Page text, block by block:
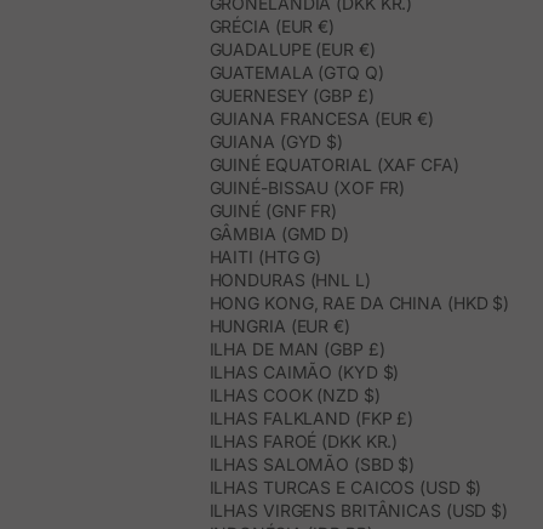
GRÉCIA (EUR €)
GUADALUPE (EUR €)
GUATEMALA (GTQ Q)
GUERNESEY (GBP £)
GUIANA FRANCESA (EUR €)
GUIANA (GYD $)
GUINÉ EQUATORIAL (XAF CFA)
GUINÉ-BISSAU (XOF FR)
GUINÉ (GNF FR)
GÂMBIA (GMD D)
HAITI (HTG G)
HONDURAS (HNL L)
HONG KONG, RAE DA CHINA (HKD $)
HUNGRIA (EUR €)
ILHA DE MAN (GBP £)
ILHAS CAIMÃO (KYD $)
ILHAS COOK (NZD $)
ILHAS FALKLAND (FKP £)
ILHAS FAROÉ (DKK KR.)
ILHAS SALOMÃO (SBD $)
ILHAS TURCAS E CAICOS (USD $)
ILHAS VIRGENS BRITÂNICAS (USD $)